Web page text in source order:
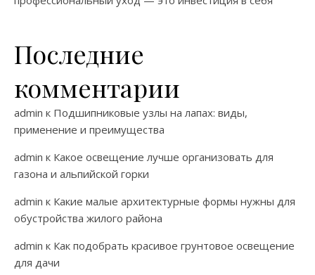
Последние
комментарии
admin к Подшипниковые узлы на лапах: виды,
применение и преимущества
admin к Какое освещение лучше организовать для
газона и альпийской горки
admin к Какие малые архитектурные формы нужны для
обустройства жилого района
admin к Как подобрать красивое грунтовое освещение
для дачи